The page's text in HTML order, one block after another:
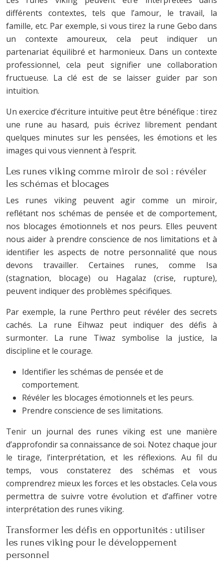
différents contextes, tels que l’amour, le travail, la
famille, etc. Par exemple, si vous tirez la rune Gebo dans
un contexte amoureux, cela peut indiquer un
partenariat équilibré et harmonieux. Dans un contexte
professionnel, cela peut signifier une collaboration
fructueuse. La clé est de se laisser guider par son
intuition.
Un exercice d’écriture intuitive peut être bénéfique : tirez
une rune au hasard, puis écrivez librement pendant
quelques minutes sur les pensées, les émotions et les
images qui vous viennent à l’esprit.
Les runes viking comme miroir de soi : révéler
les schémas et blocages
Les runes viking peuvent agir comme un miroir,
reflétant nos schémas de pensée et de comportement,
nos blocages émotionnels et nos peurs. Elles peuvent
nous aider à prendre conscience de nos limitations et à
identifier les aspects de notre personnalité que nous
devons travailler. Certaines runes, comme Isa
(stagnation, blocage) ou Hagalaz (crise, rupture),
peuvent indiquer des problèmes spécifiques.
Par exemple, la rune Perthro peut révéler des secrets
cachés. La rune Eihwaz peut indiquer des défis à
surmonter. La rune Tiwaz symbolise la justice, la
discipline et le courage.
Identifier les schémas de pensée et de
comportement.
Révéler les blocages émotionnels et les peurs.
Prendre conscience de ses limitations.
Tenir un journal des runes viking est une manière
d’approfondir sa connaissance de soi. Notez chaque jour
le tirage, l’interprétation, et les réflexions. Au fil du
temps, vous constaterez des schémas et vous
comprendrez mieux les forces et les obstacles. Cela vous
permettra de suivre votre évolution et d’affiner votre
interprétation des runes viking.
Transformer les défis en opportunités : utiliser
les runes viking pour le développement
personnel